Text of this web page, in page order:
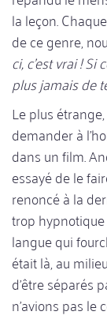
la leçon.
de ce genre,
ci, c'est vrai ! Si
plus jamais de
Le plus
demander à
dans un film.
essayé de le
renoncé à la
trop
langue qui
était là, au
d'être séparés
n'avions pas le